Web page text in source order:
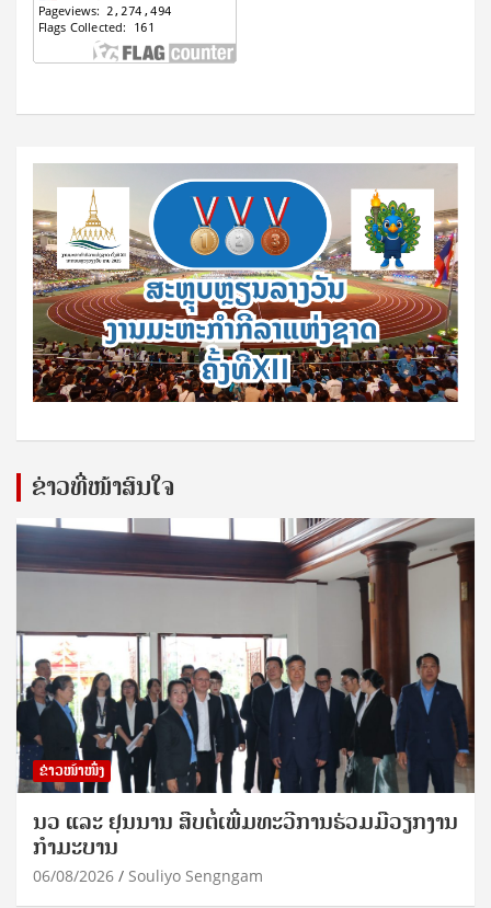
ຂ່າວທີ່ໜ້າສົນໃຈ
ຂ່າວໜ້າໜຶ່ງ
ນວ ແລະ ຢຸນນານ ສືບຕໍ່ເພີ່ມທະວີການຮ່ວມມືວຽກງານ
ກຳມະບານ
06/08/2026 Souliyo Sengngam